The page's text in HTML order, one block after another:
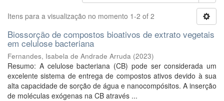
Itens para a visualização no momento 1-2 of 2
Biossorção de compostos bioativos de extrato vegetais
em celulose bacteriana
Fernandes, Isabela de Andrade Arruda (2023)
Resumo: A celulose bacteriana (CB) pode ser considerada um
excelente sistema de entrega de compostos ativos devido à sua
alta capacidade de sorção de água e nanocompósitos. A inserção
de moléculas exógenas na CB através ...